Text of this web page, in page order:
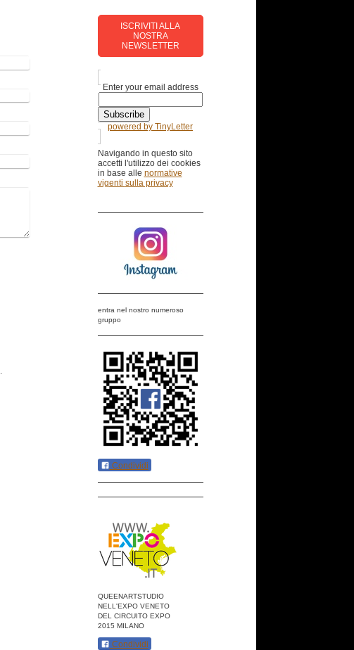
ISCRIVITI ALLA
NOSTRA
NEWSLETTER
Enter your email address
powered by TinyLetter
Navigando in questo sito
accetti l'utilizzo dei cookies
in base alle normative
vigenti sulla privacy
entra nel nostro numeroso
gruppo
Condividi
QUEENARTSTUDIO
NELL'EXPO VENETO
DEL CIRCUITO EXPO
2015 MILANO
Condividi